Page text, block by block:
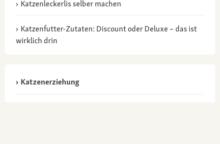
Katzenleckerlis selber machen
Katzenfutter-Zutaten: Discount oder Deluxe – das ist
wirklich drin
Katzenerziehung